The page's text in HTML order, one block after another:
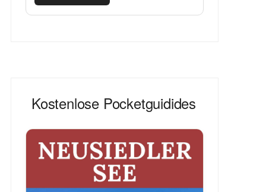
Kostenlose Pocketguidides